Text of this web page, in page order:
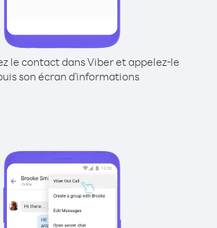
le contact dans Viber et appelez-le
son écran d'informations